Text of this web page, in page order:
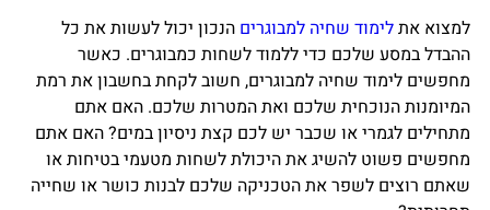
למצוא אתלימוד שחיה למבוגרים הנכון יכול לעשות את כל
ההבדל במסע שלכם כדי ללמוד לשחות כמבוגרים. כאשר
מחפשים לימוד שחיה למבוגרים, חשוב לקחת בחשבון את רמת
המיומנות הנוכחית שלכם ואת המטרות שלכם. האם אתם
מתחילים לגמרי או שכבר יש לכם קצת ניסיון במים? האם אתם
מחפשים פשוט להשיג את היכולת לשחות מטעמי בטיחות או
שאתם רוצים לשפר את הטכניקה שלכם לבנות כושר או שחייה